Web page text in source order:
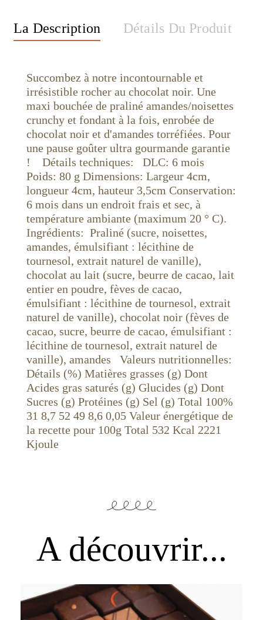
La Description Détails Du Produit
Succombez à notre incontournable et
irrésistible rocher au chocolat noir. Une
maxi bouchée de praliné amandes/noisettes
crunchy et fondant à la fois, enrobée de
chocolat noir et d'amandes torréfiées. Pour
une pause goûter ultra gourmande garantie
! Détails techniques: DLC: 6 mois
Poids: 80 g Dimensions: Largeur 4cm,
longueur 4cm, hauteur 3,5cm Conservation:
6 mois dans un endroit frais et sec, à
température ambiante (maximum 20 ° C).
Ingrédients: Praliné (sucre, noisettes,
amandes, émulsifiant : lécithine de
tournesol, extrait naturel de vanille),
chocolat au lait (sucre, beurre de cacao, lait
entier en poudre, fèves de cacao,
émulsifiant : lécithine de tournesol, extrait
naturel de vanille), chocolat noir (fèves de
cacao, sucre, beurre de cacao, émulsifiant :
lécithine de tournesol, extrait naturel de
vanille), amandes Valeurs nutritionnelles:
Détails (%) Matières grasses (g) Dont
Acides gras saturés (g) Glucides (g) Dont
Sucres (g) Protéines (g) Sel (g) Total 100%
31 8,7 52 49 8,6 0,05 Valeur énergétique de
la recette pour 100g Total 532 Kcal 2221
Kjoule
A découvrir...